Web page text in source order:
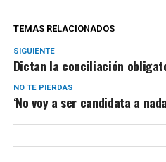
TEMAS RELACIONADOS
SIGUIENTE
Dictan la conciliación
NO TE PIERDAS
‘No voy a ser candidata a